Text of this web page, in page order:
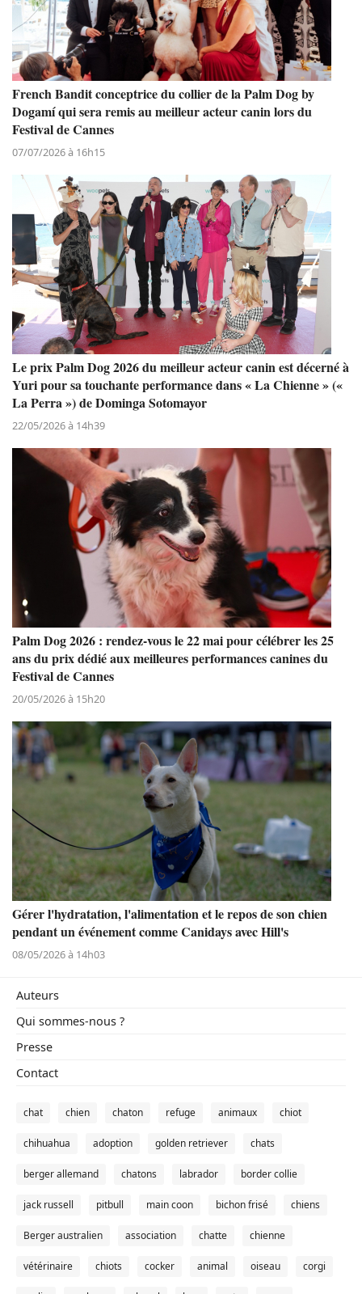
French Bandit conceptrice du collier de la Palm Dog by
Dogamí qui sera remis au meilleur acteur canin lors du
Festival de Cannes
07/07/2026 à 16h15
Le prix Palm Dog 2026 du meilleur acteur canin est décerné à
Yuri pour sa touchante performance dans « La Chienne » («
La Perra ») de Dominga Sotomayor
22/05/2026 à 14h39
Palm Dog 2026 : rendez-vous le 22 mai pour célébrer les 25
ans du prix dédié aux meilleures performances canines du
Festival de Cannes
20/05/2026 à 15h20
Gérer l'hydratation, l'alimentation et le repos de son chien
pendant un événement comme Canidays avec Hill's
08/05/2026 à 14h03
Auteurs
Qui sommes-nous ?
Presse
Contact
chat chien chaton refuge animaux chiot
chihuahua adoption golden retriever chats
berger allemand chatons labrador border collie
jack russell pitbull main coon bichon frisé chiens
Berger australien association chatte chienne
vétérinaire chiots cocker animal oiseau corgi